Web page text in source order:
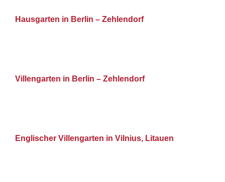
Hausgarten in Berlin – Zehlendorf
Villengarten in Berlin – Zehlendorf
Englischer Villengarten in Vilnius, Litauen